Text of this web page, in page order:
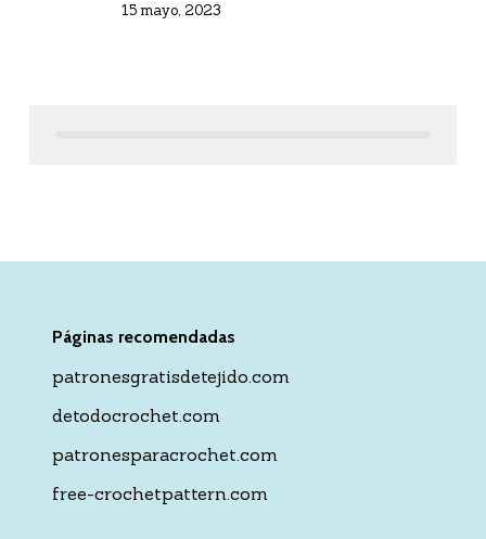
15 mayo, 2023
Páginas recomendadas
patronesgratisdetejido.com
detodocrochet.com
patronesparacrochet.com
free-crochetpattern.com